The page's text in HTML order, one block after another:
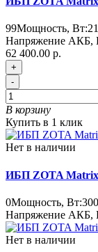
99Мощность, Вт:
Напряжение АКБ,
62 400.00 р.
+
-
В корзину
Купить в 1 клик
Нет в наличии
ИБП ZOTA Matrix
0Мощность, Вт:
Напряжение АКБ,
Нет в наличии